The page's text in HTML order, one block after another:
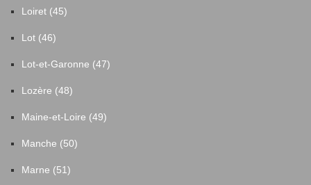
Loiret (45)
Lot (46)
Lot-et-Garonne (47)
Lozère (48)
Maine-et-Loire (49)
Manche (50)
Marne (51)